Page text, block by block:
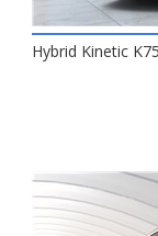
Hybrid Kinetic